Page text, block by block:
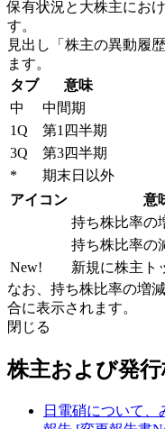
保有状況と大株主にお
す。
見出し「株主の異動履
ます。
タブ
意味
中
中間期
1Q
第1四半期
3Q
第3四半期
*
期末日以外
アイコン
意
持ち株比率の
持ち株比率の
New!
新規に株主ト
なお、持ち株比率の増
合に表示されます。
閉じる
株主および発
日電硝について、